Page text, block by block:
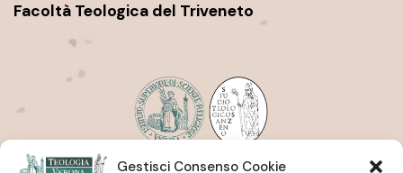
Gestisci Consenso Cookie
Facoltà Teologica del Triveneto